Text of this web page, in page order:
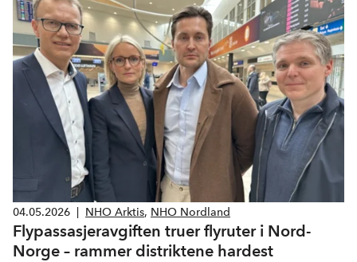
antall overnattinger på hhv. 5 prosent og 3 prosent, mens
Finnmark har en nedgang på 11 prosent. Svalbard har en
nedgang i totaltrafikken på 4 prosent.
04.05.2026 NHO Arktis, NHO Nordland
Flypassasjeravgiften truer flyruter i Nord-
Norge – rammer distriktene hardest